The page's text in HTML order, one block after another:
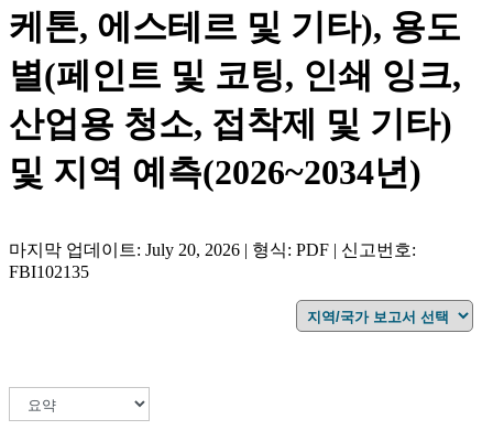
케톤, 에스테르 및 기타), 용도
별(페인트 및 코팅, 인쇄 잉크,
산업용 청소, 접착제 및 기타)
및 지역 예측(2026~2034년)
마지막 업데이트: July 20, 2026 | 형식: PDF | 신고번호:
FBI102135